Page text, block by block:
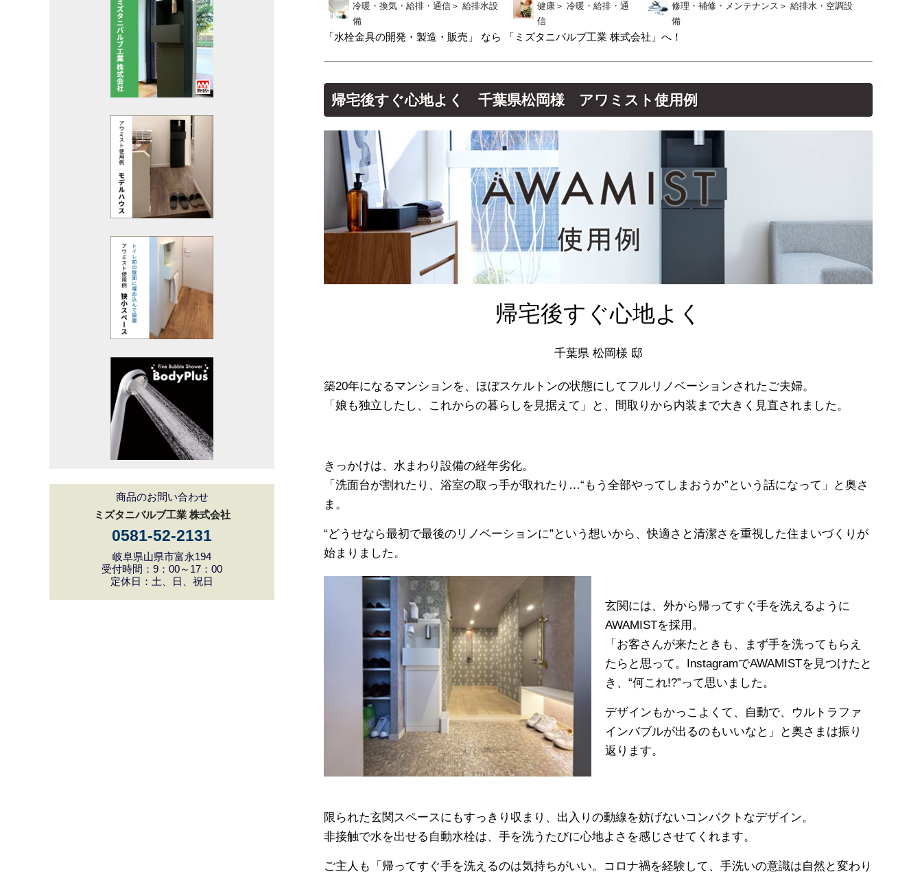
商品のお問い合わせ
ミズタニバルブ工業 株式会社
0581-52-2131
岐阜県山県市富永194
受付時間：9：00～17：00
定休日：土、日、祝日
冷暖・換気・給排・通信 ＞ 給排水設
備
健康 ＞ 冷暖・給排・通
信
修理・補修・メンテナンス ＞ 給排水・空調設
備
「水栓金具の開発・製造・販売」 なら 「ミズタニバルブ工業 株式会社」へ！
帰宅後すぐ心地よく 千葉県松岡様 アワミスト使用例
帰宅後すぐ心地よく
千葉県 松岡様 邸
築20年になるマンションを、ほぼスケルトンの状態にしてフルリノベーションされたご夫婦。
「娘も独立したし、これからの暮らしを見据えて」と、間取りから内装まで大きく見直されました。
きっかけは、水まわり設備の経年劣化。
「洗面台が割れたり、浴室の取っ手が取れたり…“もう全部やってしまおうか”という話になって」と奥さ
ま。
“どうせなら最初で最後のリノベーションに”という想いから、快適さと清潔さを重視した住まいづくりが
始まりました。
玄関には、外から帰ってすぐ手を洗えるように
AWAMISTを採用。
「お客さんが来たときも、まず手を洗ってもらえ
たらと思って。InstagramでAWAMISTを見つけたと
き、“何これ!?”って思いました。
デザインもかっこよくて、自動で、ウルトラファ
インバブルが出るのもいいなと」と奥さまは振り
返ります。
限られた玄関スペースにもすっきり収まり、出入りの動線を妨げないコンパクトなデザイン。
非接触で水を出せる自動水栓は、手を洗うたびに心地よさを感じさせてくれます。
ご主人も「帰ってすぐ手を洗えるのは気持ちがいい。コロナ禍を経験して、手洗いの意識は自然と変わり